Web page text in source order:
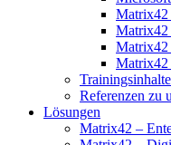
Matrix42
Matrix42
Matrix42
Trainingsinhalte
Referenzen zu
Lösungen
Matrix42 –